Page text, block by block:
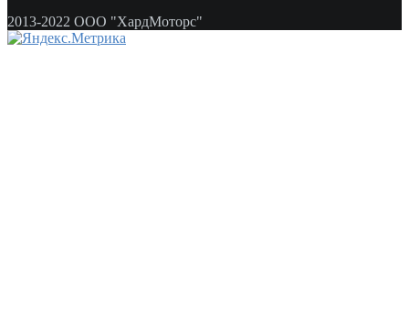
2013-2022 ООО "ХардМоторс"